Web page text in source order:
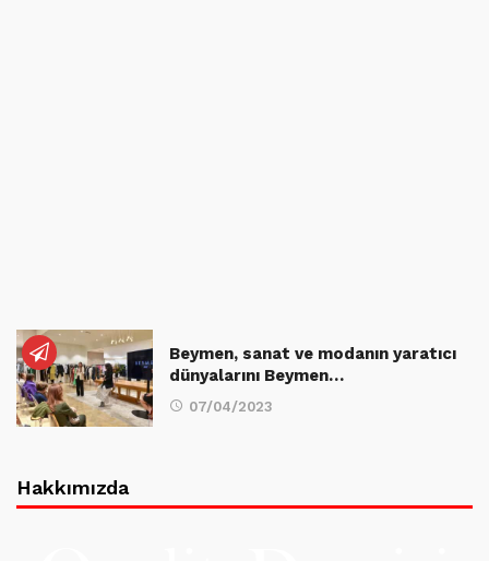
Beymen, sanat ve modanın yaratıcı
dünyalarını Beymen…
07/04/2023
Hakkımızda